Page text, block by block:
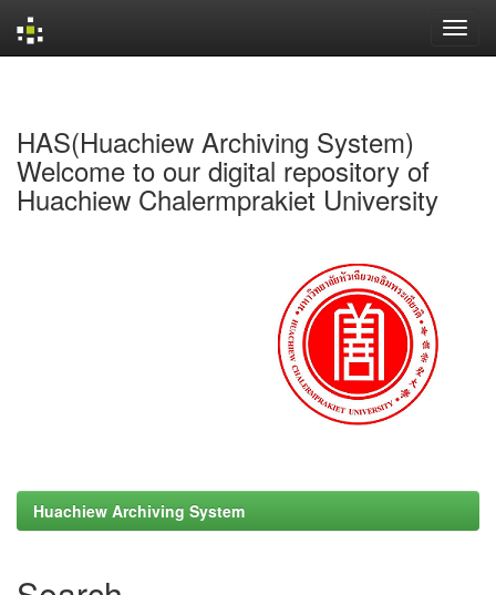
HAS(Huachiew Archiving System)
Welcome to our digital repository of
Huachiew Chalermprakiet University
Huachiew Archiving System